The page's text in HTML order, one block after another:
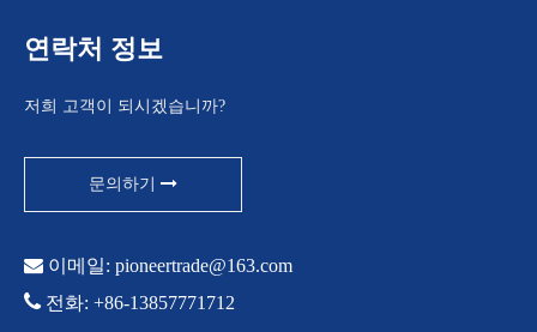
연락처 정보
저희 고객이 되시겠습니까?
문의하기
 이메일: pioneertrade@163.com
 전화: +86-13857771712